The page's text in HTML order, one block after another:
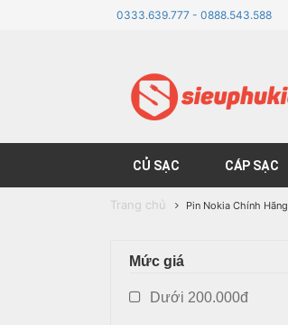
0333.639.777 - 0888.543.588
CỦ SẠC CÁP SẠC
Trang chủ Pin Nokia Chính Hãng
Mức giá
Dưới 200.000đ